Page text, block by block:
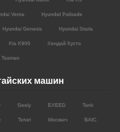
Verna HyundaI Palisade
Hyundai Genesis Hyundai Staria
Kia K900 Хендай Кусто
Tasman
машин
Geely EXEED Tank
Tenet Москвич BAIC